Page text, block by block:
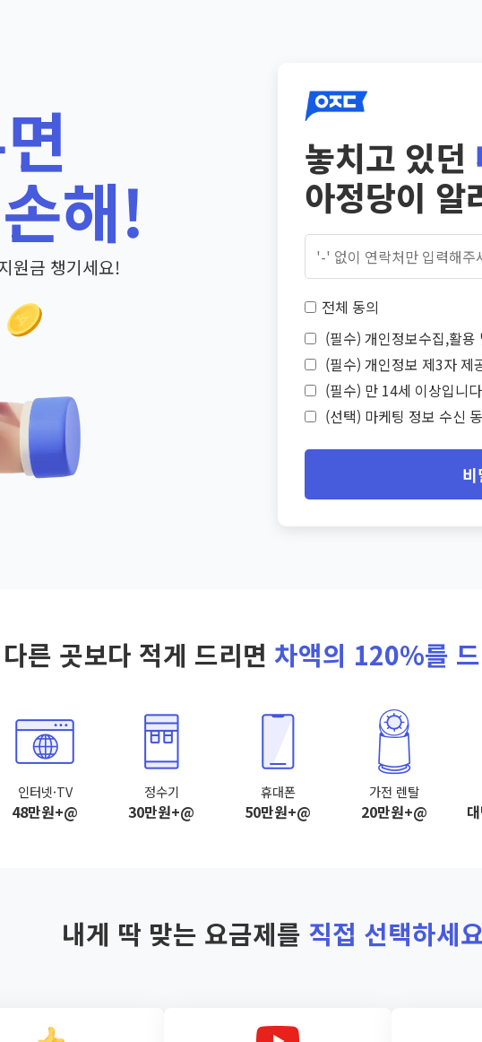
해!
원금 챙기세요!
놓치고 있던
아정당이 알
전체 동의
(필수) 개인정보수집,활
(필수) 개인정보 제3자 제
(필수) 만 14세 이상입니다
(선택) 마케팅 정보 수신
다른 곳보다 적게 드리면 차액의 120%를
인터넷·TV
48만원+@
정수기
30만원+@
휴대폰
50만원+@
가전 렌탈
20만원+@
내게 딱 맞는 요금제를 직접 선택하세